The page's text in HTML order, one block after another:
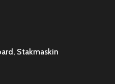
Stakmaskin